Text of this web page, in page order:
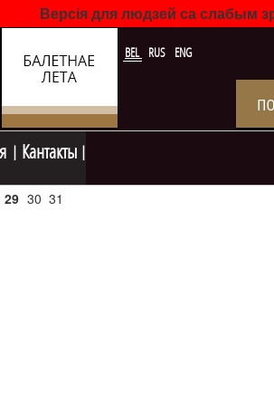
Версія для людзей са слабым
BEL RUS ENG
Кантакты
29 30 31